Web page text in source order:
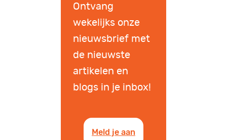
Ontvang
wekelijks onze
nieuwsbrief met
de nieuwste
artikelen en
blogs in je inbox!
Meld je aan